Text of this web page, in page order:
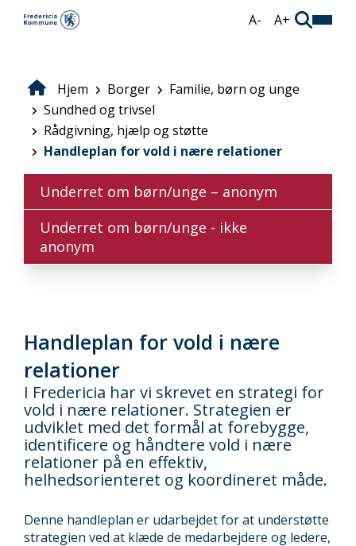
A- A+
Brødkrumme
Hjem Borger
Familie, børn og unge
Sundhed og trivsel
Rådgivning, hjælp og støtte
Handleplan for vold i nære relationer
Underret om børn/unge – anonym
Underret om børn/unge - ikke
anonym
Handleplan for vold i nære
relationer
I Fredericia har vi skrevet en strategi for
vold i nære relationer. Strategien er
udviklet med det formål at forebygge,
identificere og håndtere vold i nære
relationer på en effektiv,
helhedsorienteret og koordineret måde.
Denne handleplan er udarbejdet for at understøtte
strategien ved at klæde de medarbejdere og ledere,